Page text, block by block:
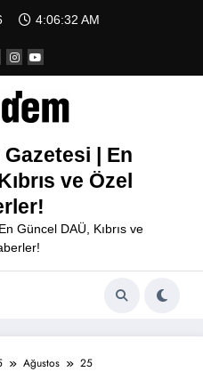
4:06:32 AM
| En
ve Özel
Güncel DAÜ, Kıbrıs ve
Ağustos 25